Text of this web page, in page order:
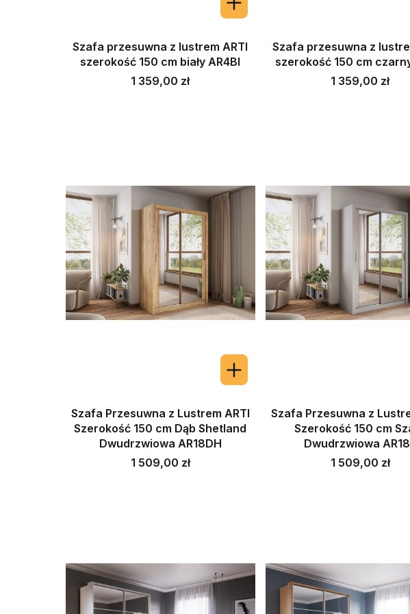
Szafa przesuwna z lustrem ARTI
szerokość 150 cm biały AR4BI
Cena
1 359,00 zł
Szafa przesuwna z
szerokość 150 cm
Cena
1 359,00 zł
Szafa Przesuwna z Lustrem ARTI
Szerokość 150 cm Dąb Shetland
Dwudrzwiowa AR18DH
Cena
1 509,00 zł
Szafa Przesuwna z
Szerokość 150 cm
Dwudrzwiowa
Cena
1 509,00 zł